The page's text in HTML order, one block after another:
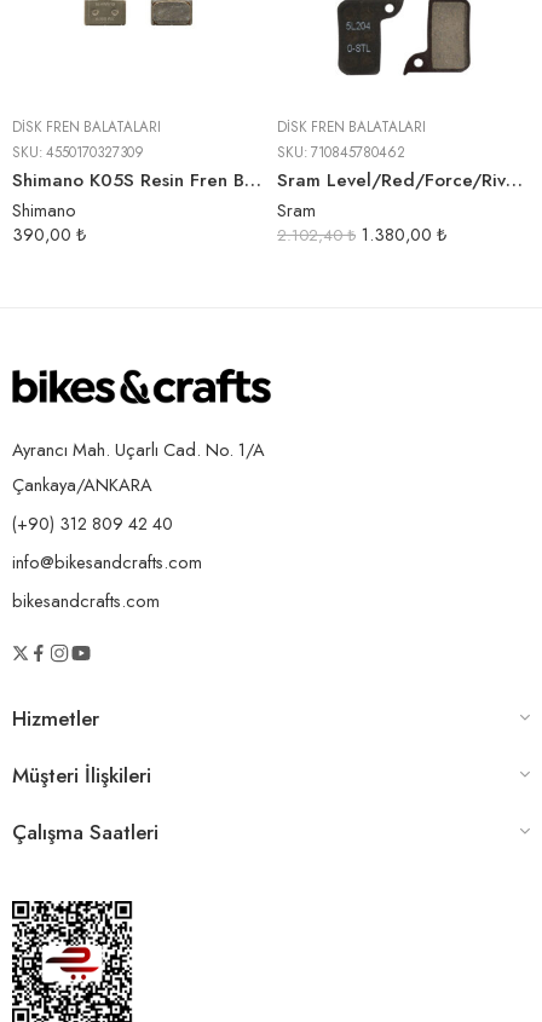
DISK FREN BALATALARI
SKU:4550170327309
Shimano K05S Resin Fren Balatası (Kutulu-1 Çift)
Shimano
390,00 ₺
DISK FREN BALATALARI
SKU:710845780462
Sram Level/Red/Force/Rival Organik Balata
Sram
2.102,40₺ 1.380,00 ₺
Ayrancı Mah. Uçarlı Cad. No. 1/A
Çankaya/ANKARA
(+90) 312 809 42 40
info@bikesandcrafts.com
bikesandcrafts.com
Hizmetler
Müşteri İlişkileri
Çalışma Saatleri